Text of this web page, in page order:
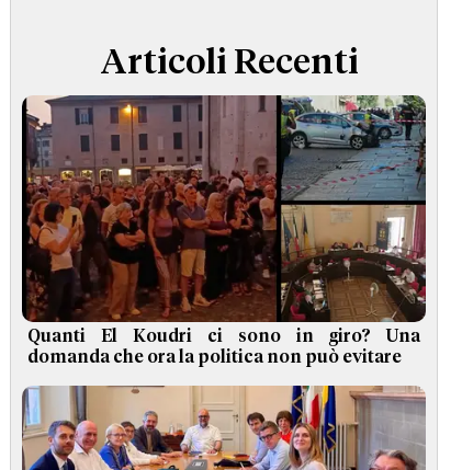
Articoli Recenti
Quanti El Koudri ci sono in giro? Una
domanda che ora la politica non può evitare